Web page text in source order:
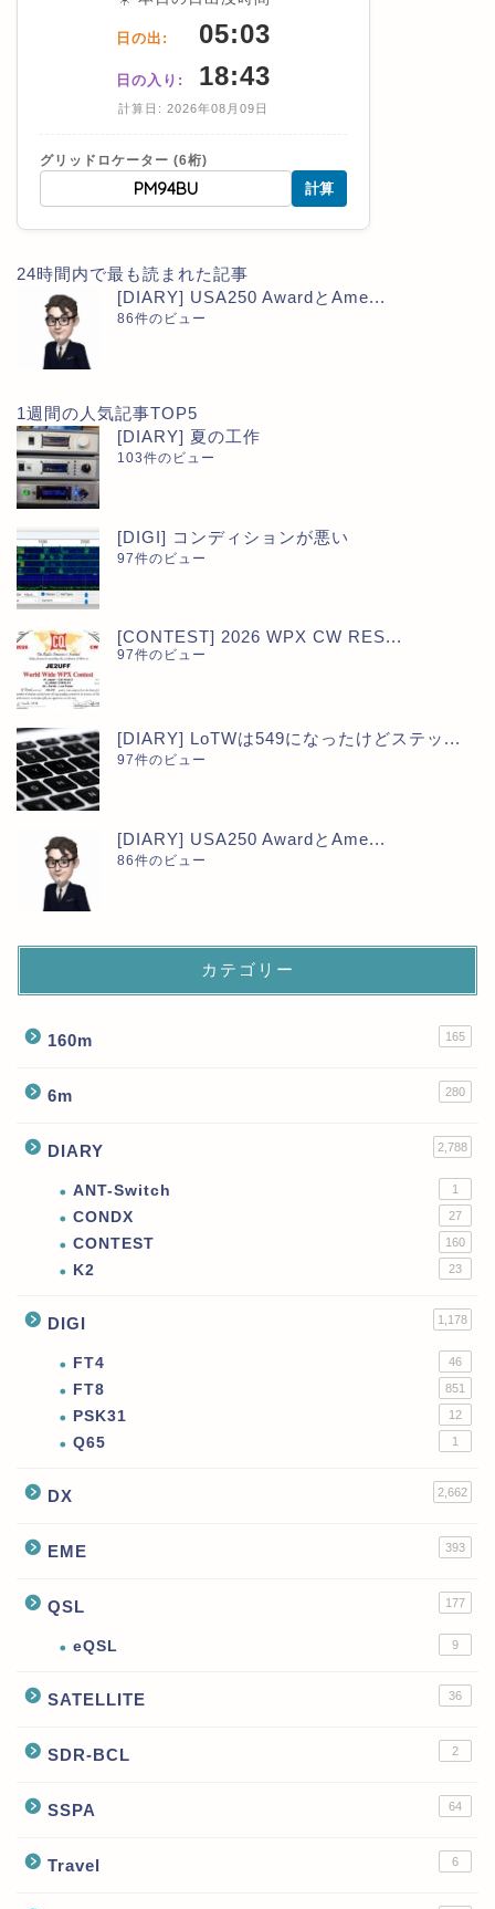
日の出: 05:03
日の入り: 18:43
計算日: 2026年08月09日
グリッドロケーター (6桁)
計算
24時間内で最も読まれた記事
[DIARY] USA250 AwardとAme...
86件のビュー
1週間の人気記事TOP5
[DIARY] 夏の工作
103件のビュー
[DIGI] コンディションが悪い
97件のビュー
[CONTEST] 2026 WPX CW RES...
97件のビュー
[DIARY] LoTWは549になったけどステッ...
97件のビュー
[DIARY] USA250 AwardとAme...
86件のビュー
カテゴリー
160m 165
6m 280
DIARY 2,788
ANT-Switch 1
CONDX 27
CONTEST 160
K2 23
DIGI 1,178
FT4 46
FT8 851
PSK31 12
Q65 1
DX 2,662
EME 393
QSL 177
eQSL 9
SATELLITE 36
SDR-BCL 2
SSPA 64
Travel 6